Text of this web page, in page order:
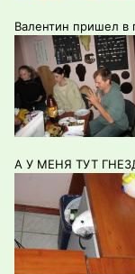
Валентин пришел в
А У МЕНЯ ТУТ